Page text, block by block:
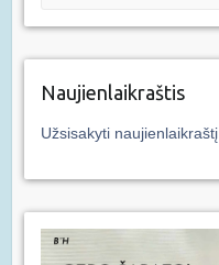
Naujienlaikraštis
Užsisakyti naujienlaikraštį